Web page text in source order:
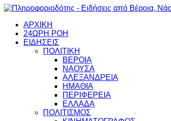
ΑΡΧΙΚΗ
24ΩΡΗ ΡΟΗ
ΕΙΔΗΣΕΙΣ
ΠΟΛΙΤΙΚΗ
ΒΕΡΟΙΑ
ΝΑΟΥΣΑ
ΑΛΕΞΑΝΔΡΕΙΑ
ΗΜΑΘΙΑ
ΠΕΡΙΦΕΡΕΙΑ
ΕΛΛΑΔΑ
ΠΟΛΙΤΙΣΜΟΣ